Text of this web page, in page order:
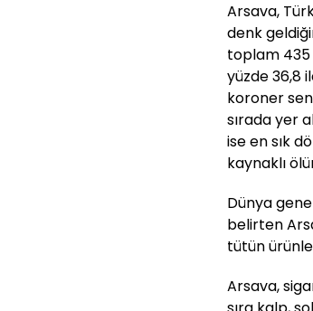
Arsava,
denk
toplam 435
yüzde 36,8
koroner
sırada yer
ise en sık
kaynaklı
Dünya
belirten
tütün
Arsava,